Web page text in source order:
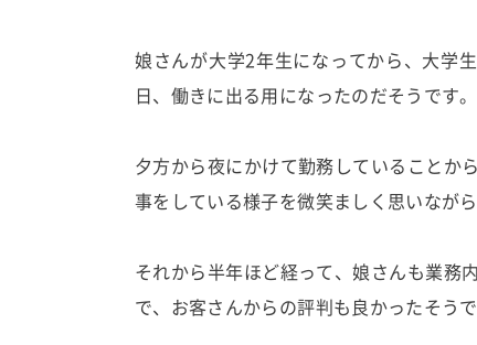
娘さんが大学2年生になってから、大学
日、働きに出る用になったのだそうです。
夕方から夜にかけて勤務していることか
事をしている様子を微笑ましく思いなが
それから半年ほど経って、娘さんも業務
で、お客さんからの評判も良かったそうで